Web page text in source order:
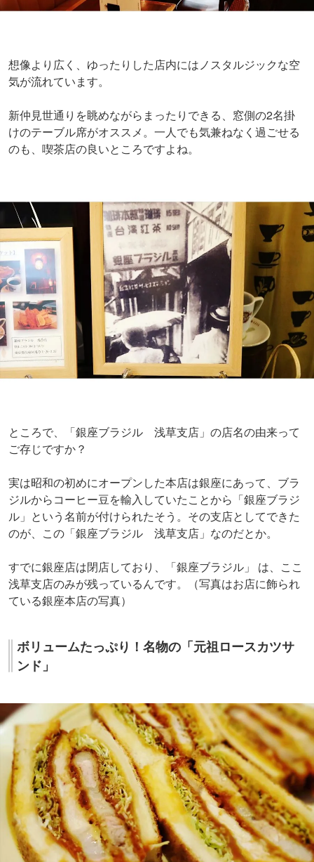
想像より広く、ゆったりした店内にはノスタルジックな空
気が流れています。
新仲見世通りを眺めながらまったりできる、窓側の2名掛
けのテーブル席がオススメ。一人でも気兼ねなく過ごせる
のも、喫茶店の良いところですよね。
ところで、「銀座ブラジル 浅草支店」の店名の由来って
ご存じですか？
実は昭和の初めにオープンした本店は銀座にあって、ブラ
ジルからコーヒー豆を輸入していたことから「銀座ブラジ
ル」という名前が付けられたそう。その支店としてできた
のが、この「銀座ブラジル 浅草支店」なのだとか。
すでに銀座店は閉店しており、「銀座ブラジル」 は、ここ
浅草支店のみが残っているんです。（写真はお店に飾られ
ている銀座本店の写真）
ボリュームたっぷり！名物の「元祖ロースカツサ
ンド」